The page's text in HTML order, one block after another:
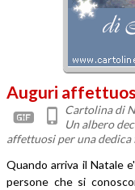
Auguri
Cartolina di
Un albero
affettuosi per una dedica
Quando arriva il Natale
persone che si